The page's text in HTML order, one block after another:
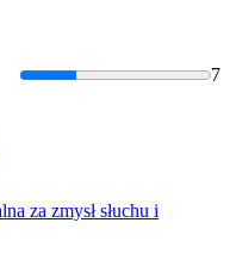
7
za zmysł słuchu i